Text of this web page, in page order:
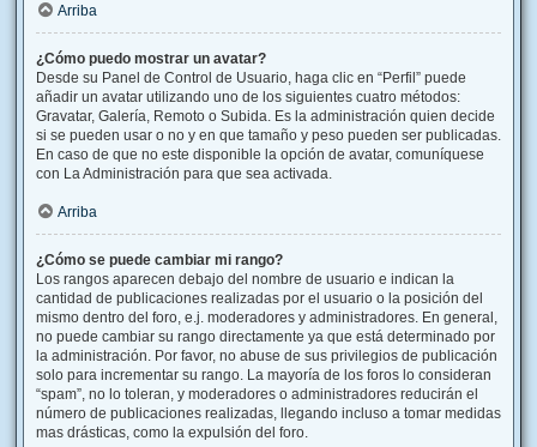
Arriba
¿Cómo puedo mostrar un avatar?
Desde su Panel de Control de Usuario, haga clic en “Perfil” puede
añadir un avatar utilizando uno de los siguientes cuatro métodos:
Gravatar, Galería, Remoto o Subida. Es la administración quien decide
si se pueden usar o no y en que tamaño y peso pueden ser publicadas.
En caso de que no este disponible la opción de avatar, comuníquese
con La Administración para que sea activada.
Arriba
¿Cómo se puede cambiar mi rango?
Los rangos aparecen debajo del nombre de usuario e indican la
cantidad de publicaciones realizadas por el usuario o la posición del
mismo dentro del foro, e.j. moderadores y administradores. En general,
no puede cambiar su rango directamente ya que está determinado por
la administración. Por favor, no abuse de sus privilegios de publicación
solo para incrementar su rango. La mayoría de los foros lo consideran
“spam”, no lo toleran, y moderadores o administradores reducirán el
número de publicaciones realizadas, llegando incluso a tomar medidas
mas drásticas, como la expulsión del foro.